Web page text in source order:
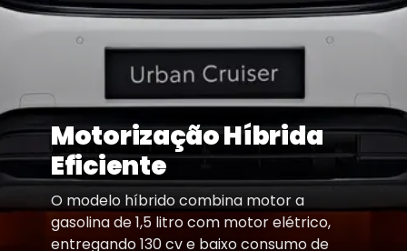
Motorização Híbrida
Eficiente
O modelo híbrido combina motor a
gasolina de 1,5 litro com motor elétrico,
entregando 130 cv e baixo consumo de